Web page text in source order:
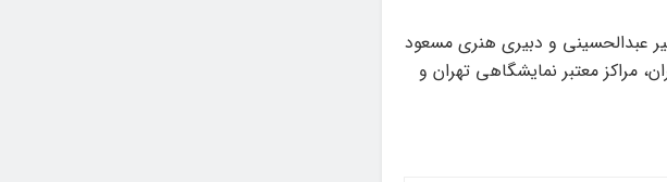
عبدالحسینی و دبیری هنری مسعود
مراکز معتبر نمایشگاهی تهران و